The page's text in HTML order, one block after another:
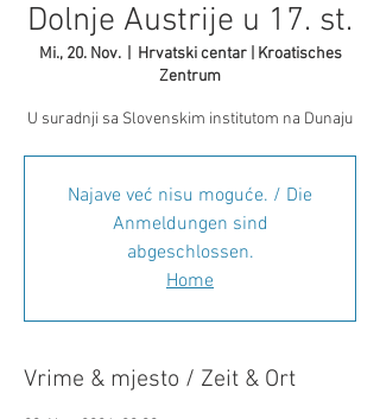
Dolnje Austrije u 17. st.
Mi., 20. Nov.
  |
Hrvatski centar | Kroatisches
Zentrum
U suradnji sa Slovenskim institutom na Dunaju
Najave već nisu moguće. / Die
Anmeldungen sind
abgeschlossen.
Home
Vrime & mjesto / Zeit & Ort